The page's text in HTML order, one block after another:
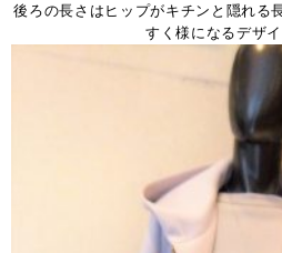
後ろの長さはヒップがキチンと隠れる
すく様になるデザ